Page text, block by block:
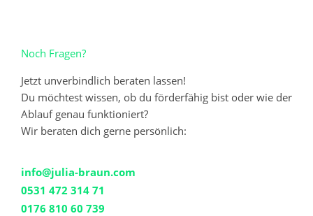
Noch Fragen?
Jetzt unverbindlich beraten lassen!
Du möchtest wissen, ob du förderfähig bist oder wie der
Ablauf genau funktioniert?
Wir beraten dich gerne persönlich:
info@julia-braun.com
0531 472 314 71
0176 810 60 739